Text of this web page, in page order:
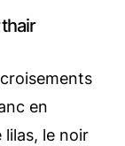
en
lilas, le noir